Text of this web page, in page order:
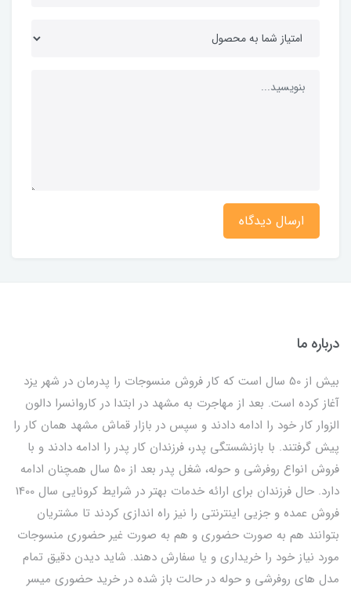
ارسال دیدگاه
درباره ما
بیش از 50 سال است که کار فروش منسوجات را پدرمان در شهر یزد
آغاز کرده است. بعد از مهاجرت به مشهد در ابتدا در کاروانسرا دالون
الزوار کار خود را ادامه دادند و سپس در بازار قماش مشهد همان کار را
پیش گرفتند. با بازنشستگی پدر، فرزندان کار پدر را ادامه دادند و با
فروش انواع روفرشی و حوله، شغل پدر بعد از 50 سال همچنان ادامه
دارد. حال فرزندان برای ارائه خدمات بهتر در شرایط کرونایی سال 1400
فروش عمده و جزیی اینترنتی را نیز راه اندازی کردند تا مشتریان
بتوانند هم به صورت حضوری و هم به صورت غیر حضوری منسوجات
مورد نیاز خود را خریداری و یا سفارش دهند. شاید دیدن دقیق تمام
مدل های روفرشی و حوله در حالت باز شده در خرید حضوری میسر